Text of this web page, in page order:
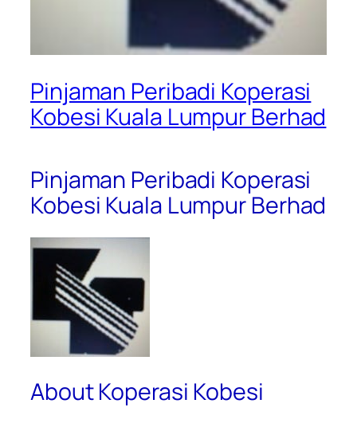
Pinjaman Peribadi Koperasi
Kobesi Kuala Lumpur Berhad
Pinjaman Peribadi Koperasi
Kobesi Kuala Lumpur Berhad
About Koperasi Kobesi